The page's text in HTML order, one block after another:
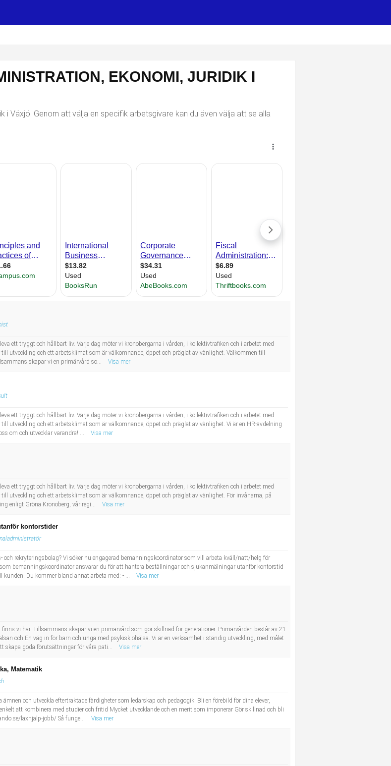
EKONOMI, JURIDIK I
i Växjö. Genom att välja en specifik arbetsgivare kan du även välja att se alla
ett tryggt och hållbart liv. Varje dag möter vi kronobergarna i vården, i kollektivtrafiken och i arbetet med
utveckling och ett arbetsklimat som är välkomnande, öppet och präglat av vänlighet. Välkommen till
skapar vi en primärvård so...
Visa mer
ett tryggt och hållbart liv. Varje dag möter vi kronobergarna i vården, i kollektivtrafiken och i arbetet med
utveckling och ett arbetsklimat som är välkomnande, öppet och präglat av vänlighet. Vi är en HR-avdelning
om och utvecklar varandra! ...
Visa mer
ett tryggt och hållbart liv. Varje dag möter vi kronobergarna i vården, i kollektivtrafiken och i arbetet med
utveckling och ett arbetsklimat som är välkomnande, öppet och präglat av vänlighet. För invånarna, på
enligt Gröna Kronoberg, vår regi...
Visa mer
kontorstider
rekryteringsbolag? Vi söker nu engagerad bemanningskoordinator som vill arbeta kväll/natt/helg för
bemanningskoordinator ansvarar du för att hantera beställningar och sjukanmälningar utanför kontorstid
Du kommer bland annat arbeta med: - ...
Visa mer
vi här. Tillsammans skapar vi en primärvård som gör skillnad för generationer. Primärvården består av 21
och En väg in för barn och unga med psykisk ohälsa. Vi är en verksamhet i ständig utveckling, med målet
skapa goda förutsättningar för våra pati...
Visa mer
Matematik
och utveckla eftertraktade färdigheter som ledarskap och pedagogik. Bli en förebild för dina elever,
att kombinera med studier och fritid Mycket utvecklande och en merit som imponerar Gör skillnad och bli
laxhjalp-jobb/ Så funge...
Visa mer